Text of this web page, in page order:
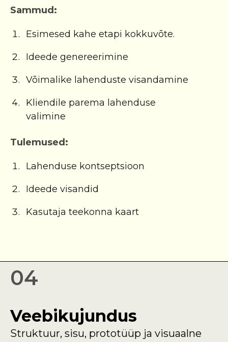
Sammud:
Esimesed kahe etapi kokkuvõte.
Ideede genereerimine
Võimalike lahenduste visandamine
Kliendile parema lahenduse
valimine
Tulemused:
Lahenduse kontseptsioon
Ideede visandid
Kasutaja teekonna kaart
04
Veebikujundus
Struktuur, sisu, prototüüp ja visuaalne